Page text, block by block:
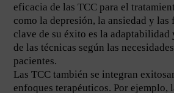
eficacia de las TCC para el
como la depresión, la ansiedad y las
clave de su éxito es la
de las técnicas según las
pacientes.
Las TCC también se integran
enfoques terapéuticos. Por ejemplo,